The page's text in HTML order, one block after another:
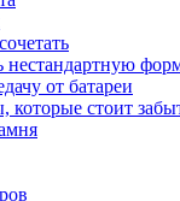
нестандартную
от батареи
которые стоит